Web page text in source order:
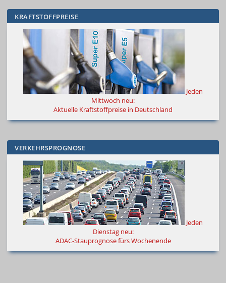
KRAFTSTOFFPREISE
Jeden
Mittwoch neu:
Aktuelle Kraftstoffpreise in Deutschland
VERKEHRSPROGNOSE
Jeden
Dienstag neu:
ADAC-Stauprognose fürs Wochenende